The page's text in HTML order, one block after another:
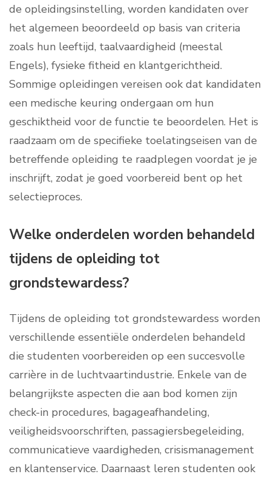
de opleidingsinstelling, worden kandidaten over
het algemeen beoordeeld op basis van criteria
zoals hun leeftijd, taalvaardigheid (meestal
Engels), fysieke fitheid en klantgerichtheid.
Sommige opleidingen vereisen ook dat kandidaten
een medische keuring ondergaan om hun
geschiktheid voor de functie te beoordelen. Het is
raadzaam om de specifieke toelatingseisen van de
betreffende opleiding te raadplegen voordat je je
inschrijft, zodat je goed voorbereid bent op het
selectieproces.
Welke onderdelen worden behandeld
tijdens de opleiding tot
grondstewardess?
Tijdens de opleiding tot grondstewardess worden
verschillende essentiële onderdelen behandeld
die studenten voorbereiden op een succesvolle
carrière in de luchtvaartindustrie. Enkele van de
belangrijkste aspecten die aan bod komen zijn
check-in procedures, bagageafhandeling,
veiligheidsvoorschriften, passagiersbegeleiding,
communicatieve vaardigheden, crisismanagement
en klantenservice. Daarnaast leren studenten ook